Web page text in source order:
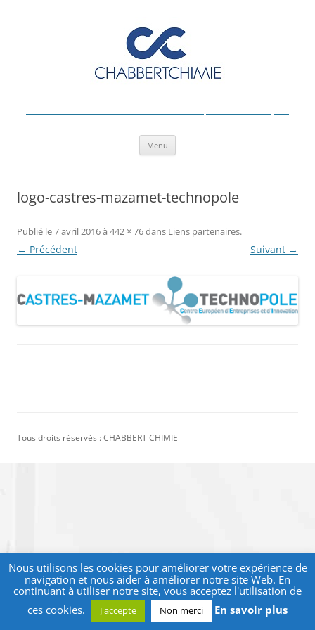
Menu
logo-castres-mazamet-technopole
Publié le7 avril 2016à 442 × 76dans Liens partenaires.
← Précédent Suivant →
Tous droits réservés : CHABBERT CHIMIE
Nous utilisons les cookies pour améliorer votre expérience de
navigation et nous aider à améliorer notre site Web. En
continuant à utiliser notre site, vous acceptez l'utilisation de
ces cookies.
J'accepte Non merci En savoir plus